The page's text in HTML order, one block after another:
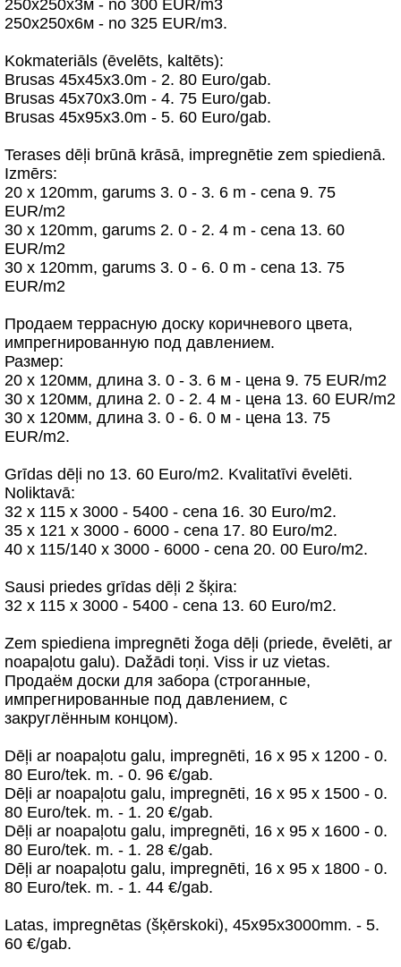
250х250х3м - no 300 EUR/m3
250х250х6м - no 325 EUR/m3.
Kokmateriāls (ēvelēts, kaltēts):
Brusas 45x45x3.0m - 2. 80 Euro/gab.
Brusas 45x70x3.0m - 4. 75 Euro/gab.
Brusas 45x95x3.0m - 5. 60 Euro/gab.
Terases dēļi brūnā krāsā, impregnētie zem spiedienā.
Izmērs:
20 x 120mm, garums 3. 0 - 3. 6 m - cena 9. 75
EUR/m2
30 x 120mm, garums 2. 0 - 2. 4 m - cena 13. 60
EUR/m2
30 x 120mm, garums 3. 0 - 6. 0 m - cena 13. 75
EUR/m2
Продаем терpасную доску коричневого цвета,
импрегнированную под давлением.
Размер:
20 x 120мм, длина 3. 0 - 3. 6 м - цена 9. 75 EUR/m2
30 x 120мм, длина 2. 0 - 2. 4 м - цена 13. 60 EUR/m2
30 х 120мм, длина 3. 0 - 6. 0 м - цена 13. 75
EUR/m2.
Grīdas dēļi no 13. 60 Euro/m2. Kvalitatīvi ēvelēti.
Noliktavā:
32 х 115 x 3000 - 5400 - cena 16. 30 Euro/m2.
35 х 121 x 3000 - 6000 - cena 17. 80 Euro/m2.
40 х 115/140 x 3000 - 6000 - cena 20. 00 Euro/m2.
Sausi priedes grīdas dēļi 2 šķira:
32 х 115 x 3000 - 5400 - cena 13. 60 Euro/m2.
Zem spiediena impregnēti žoga dēļi (priede, ēvelēti, ar
noapaļotu galu). Dažādi toņi. Viss ir uz vietas.
Продаём доски для забора (строганные,
импрегнированные под давлением, с
закруглённым концом).
Dēļi ar noapaļotu galu, impregnēti, 16 x 95 x 1200 - 0.
80 Euro/tek. m. - 0. 96 €/gab.
Dēļi ar noapaļotu galu, impregnēti, 16 x 95 x 1500 - 0.
80 Euro/tek. m. - 1. 20 €/gab.
Dēļi ar noapaļotu galu, impregnēti, 16 x 95 x 1600 - 0.
80 Euro/tek. m. - 1. 28 €/gab.
Dēļi ar noapaļotu galu, impregnēti, 16 x 95 x 1800 - 0.
80 Euro/tek. m. - 1. 44 €/gab.
Latas, impregnētas (šķērskoki), 45x95x3000mm. - 5.
60 €/gab.